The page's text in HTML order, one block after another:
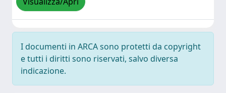
I documenti in ARCA sono protetti da copyright
e tutti i diritti sono riservati, salvo diversa
indicazione.